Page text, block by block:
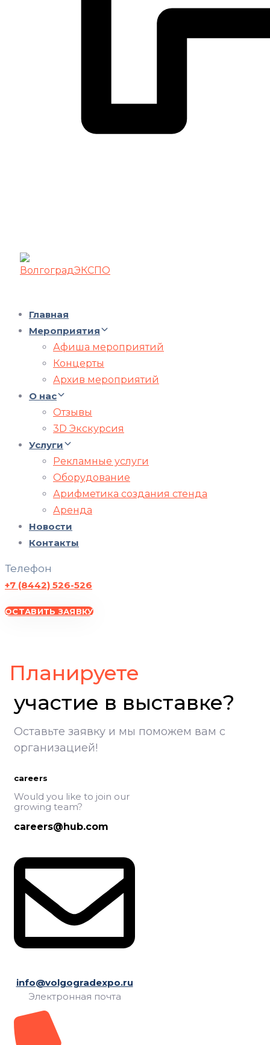
Главная
Мероприятия
Афиша мероприятий
Концерты
Архив мероприятий
О нас
Отзывы
3D Экскурсия
Услуги
Рекламные услуги
Оборудование
Арифметика создания стенда
Аренда
Новости
Контакты
Телефон
+7 (8442) 526-526
ОСТАВИТЬ ЗАЯВКУ
Планируете
участие в выставке?
Оставьте заявку и мы поможем вам с
организацией!
careers
Would you like to join our
growing team?
careers@hub.com
info@volgogradexpo.ru
Электронная почта